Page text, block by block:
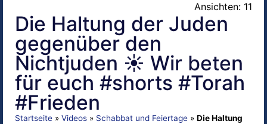
Ansichten: 11
Die Haltung der Juden
gegenüber den
Nichtjuden ☀️ Wir beten
für euch #shorts #Torah
#Frieden
Startseite » Videos » Schabbat und Feiertage » Die Haltung